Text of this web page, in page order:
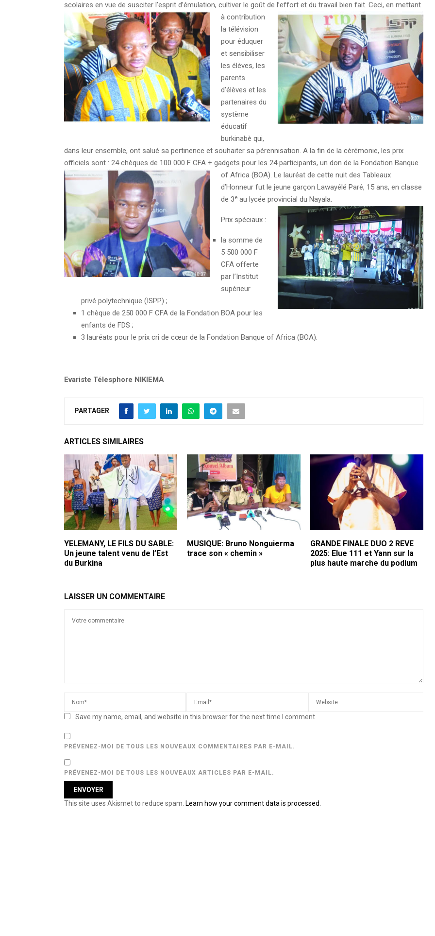
scolaires en vue de susciter l’esprit d’émulation, cultiver le goût de l’effort et du travail bien fait. Ceci, en mettant
à contribution
la télévision
pour éduquer
et sensibiliser
les élèves, les
parents
d’élèves et les
partenaires du
système
éducatif
burkinabè qui,
dans leur ensemble, ont salué sa pertinence et souhaiter sa pérennisation. A la fin de la cérémonie, les prix
officiels sont : 24 chèques de 100 000 F CFA + gadgets pour les 24 participants, un don de la Fondation Banque
of Africa (BOA). Le lauréat de cette nuit des Tableaux
d’Honneur fut le jeune garçon Lawayélé Paré, 15 ans, en classe
de 3eau lycée provincial du Nayala.
Prix spéciaux :
la somme de
5 500 000 F
CFA offerte
par l’Institut
supérieur
privé polytechnique (ISPP) ;
1 chèque de 250 000 F CFA de la Fondation BOA pour les
enfants de FDS ;
3 lauréats pour le prix cri de cœur de la Fondation Banque of Africa (BOA).
Evariste Télesphore NIKIEMA
PARTAGER
ARTICLES SIMILAIRES
YELEMANY, LE FILS DU SABLE:
Un jeune talent venu de l’Est
du Burkina
MUSIQUE: Bruno Nonguierma
trace son « chemin »
GRANDE FINALE DUO 2 REVE
2025: Elue 111 et Yann sur la
plus haute marche du podium
LAISSER UN COMMENTAIRE
Save my name, email, and website in this browser for the next time I comment.
PRÉVENEZ-MOI DE TOUS LES NOUVEAUX COMMENTAIRES PAR E-MAIL.
PRÉVENEZ-MOI DE TOUS LES NOUVEAUX ARTICLES PAR E-MAIL.
This site uses Akismet to reduce spam. Learn how your comment data is processed.